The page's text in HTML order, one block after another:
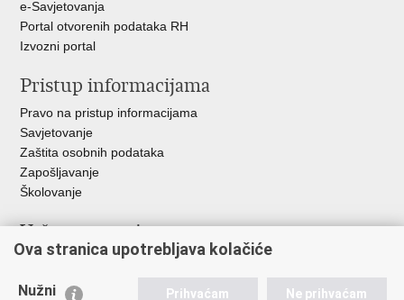
e-Savjetovanja
Portal otvorenih podataka RH
Izvozni portal
Pristup informacijama
Pravo na pristup informacijama
Savjetovanje
Zaštita osobnih podataka
Zapošljavanje
Školovanje
Važne poveznice
Ministarstvo unutarnjih poslova
Ova stranica upotrebljava kolačiće
Nužni Prihvaćam Ne prihvaćam